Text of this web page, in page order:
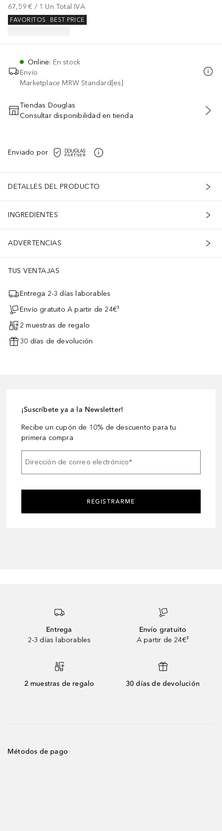
67,59 € / 1 Un Total IVA
BEST PRICE
FAVORITOS
Online: En stock
Envío
Marketplace MRW Standard[es]
AÑADIR AL CARRITO
Tiendas Douglas
Consultar disponibilidad en tienda
Enviado por
DETALLES DEL PRODUCTO
INGREDIENTES
ADVERTENCIAS
TUS VENTAJAS
Entrega 2-3 días laborables
Envío gratuito A partir de 24€³
2 muestras de regalo
30 días de devolución
¡Suscríbete ya a la Newsletter!
Recibe un cupón de 10% de descuento para tu
primera compra
Dirección de correo electrónico*
REGISTRARME
Entrega
2-3 días laborables
Envío gratuito
A partir de 24€³
2 muestras de regalo 30 días de devolución
Métodos de pago